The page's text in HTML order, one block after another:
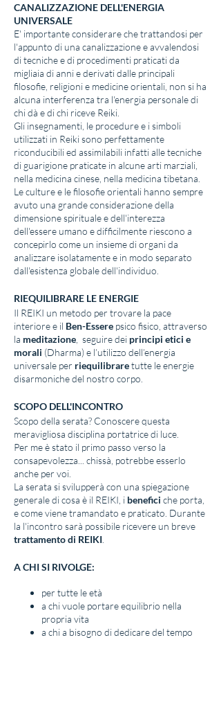
CANALIZZAZIONE DELL'ENERGIA
UNIVERSALE
E' importante considerare che trattandosi per
l'appunto di una canalizzazione e avvalendosi
di tecniche e di procedimenti praticati da
migliaia di anni e derivati dalle principali
filosofie, religioni e medicine orientali, non si ha
alcuna interferenza tra l'energia personale di
chi dà e di chi riceve Reiki.
Gli insegnamenti, le procedure e i simboli
utilizzati in Reiki sono perfettamente
riconducibili ed assimilabili infatti alle tecniche
di guarigione praticate in alcune arti marziali,
nella medicina cinese, nella medicina tibetana.
Le culture e le filosofie orientali hanno sempre
avuto una grande considerazione della
dimensione spirituale e dell'interezza
dell'essere umano e difficilmente riescono a
concepirlo come un insieme di organi da
analizzare isolatamente e in modo separato
dall'esistenza globale dell'individuo.
RIEQUILIBRARE LE ENERGIE
Il REIKI un metodo per trovare la pace
interiore e il Ben-Essere psico fisico, attraverso
la meditazione , seguire dei principi etici e
morali (Dharma) e l’utilizzo dell’energia
universale per riequilibraretutte le energie
disarmoniche del nostro corpo.
SCOPO DELL'INCONTRO
Scopo della serata? Conoscere questa
meravigliosa disciplina portatrice di luce.
Per me è stato il primo passo verso la
consapevolezza... chissà, potrebbe esserlo
anche per voi.
La serata si svilupperà con una spiegazione
generale di cosa è il REIKI, i benefici che porta,
e come viene tramandato e praticato. Durante
la l'incontro sarà possibile ricevere un breve
trattamento di REIKI
A CHI SI RIVOLGE:
per tutte le età
a chi vuole portare equilibrio nella
propria vita
a chi a bisogno di dedicare del tempo